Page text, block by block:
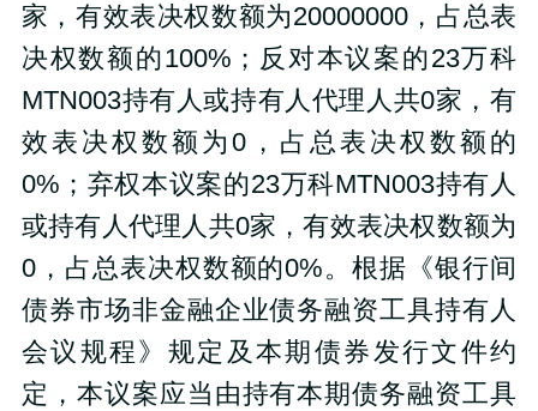
家，有效表决权数额为20000000，占总表
决权数额的100%；反对本议案的23万科
MTN003持有人或持有人代理人共0家，有
效表决权数额为0，占总表决权数额的
0%；弃权本议案的23万科MTN003持有人
或持有人代理人共0家，有效表决权数额为
0，占总表决权数额的0%。根据《银行间
债券市场非金融企业债务融资工具持有人
会议规程》规定及本期债券发行文件约
定，本议案应当由持有本期债务融资工具